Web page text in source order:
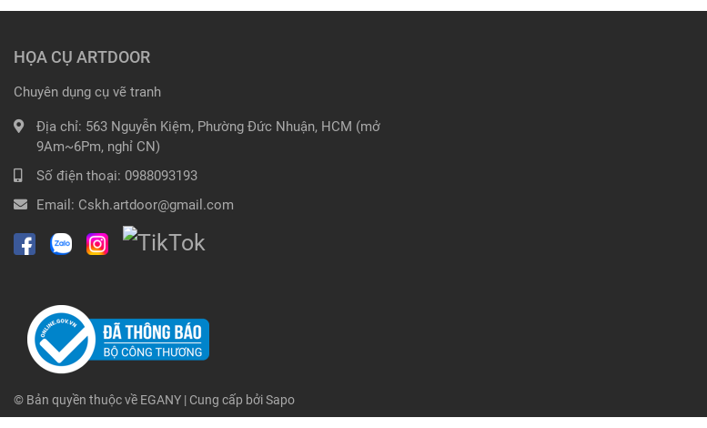
HỌA CỤ ARTDOOR
Chuyên dụng cụ vẽ tranh
Địa chỉ: 563 Nguyễn Kiệm, Phường Đức Nhuận, HCM (mở
9Am~6Pm, nghỉ CN)
Số điện thoại: 0988093193
Email: Cskh.artdoor@gmail.com
© Bản quyền thuộc về EGANY | Cung cấp bởiSapo